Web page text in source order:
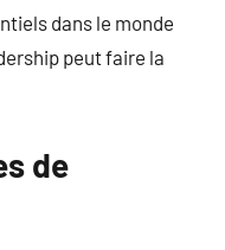
dans le monde
peut faire la
de